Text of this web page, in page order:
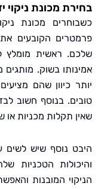
מכונת ניקוי יד 2
הקובעים את איכות
ראשית מומלץ לבדוק
בשוק. מותגים מוכרים
כיוון שהם מציעים דגמים
בנוסף חשוב לבדוק את
תקלות מכניות או שברים
נוסף שיש לשים עליו
הטכניות שלה כגון
המובנות והאפשרות